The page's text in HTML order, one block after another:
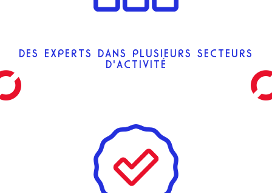
DES EXPERTS DANS PLUSIEURS SECTEURS
D'ACTIVITÉ